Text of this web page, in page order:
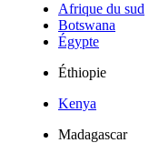
Afrique du sud
Botswana
Égypte
Éthiopie
Kenya
Madagascar